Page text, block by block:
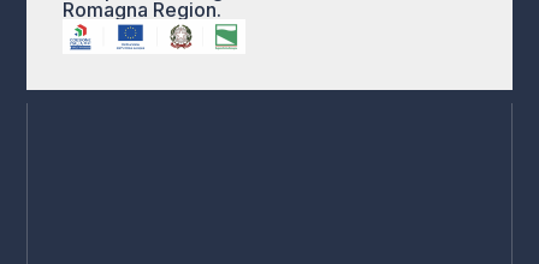
Romagna Region.